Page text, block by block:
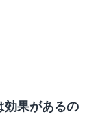
効果があるの